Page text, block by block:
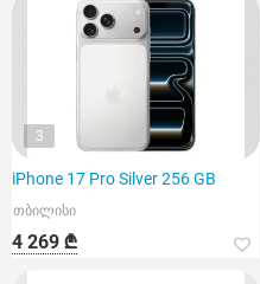
3
iPhone 17 Pro Silver 256 GB
თბილისი
4 269 ₾